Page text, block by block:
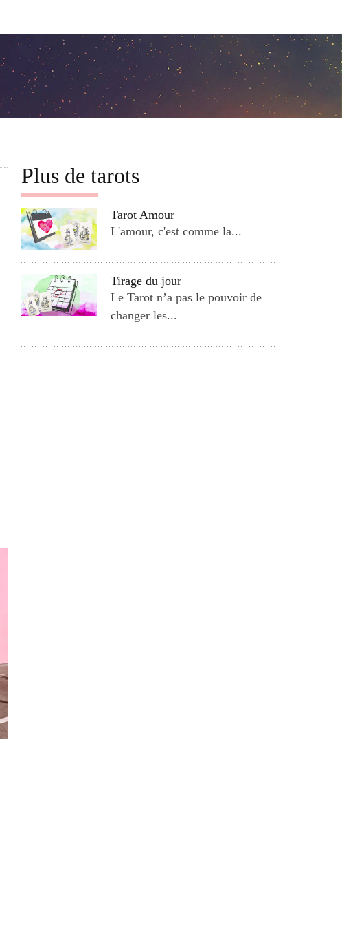
Plus de tarots
Tarot Amour
L'amour, c'est comme la...
Tirage du jour
Le Tarot n’a pas le pouvoir de
changer les...